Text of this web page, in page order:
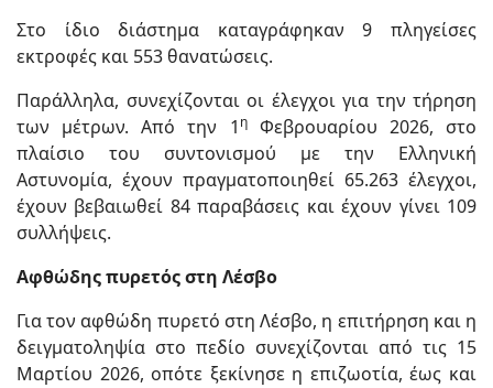
Στο ίδιο διάστημα καταγράφηκαν 9 πληγείσες
εκτροφές και 553 θανατώσεις.
Παράλληλα, συνεχίζονται οι έλεγχοι για την τήρηση
των μέτρων. Από την 1 ηΦεβρουαρίου 2026, στο
πλαίσιο του συντονισμού με την Ελληνική
Αστυνομία, έχουν πραγματοποιηθεί 65.263 έλεγχοι,
έχουν βεβαιωθεί 84 παραβάσεις και έχουν γίνει 109
συλλήψεις.
Αφθώδης πυρετός στη Λέσβο
Για τον αφθώδη πυρετό στη Λέσβο, η επιτήρηση και η
δειγματοληψία στο πεδίο συνεχίζονται από τις 15
Μαρτίου 2026, οπότε ξεκίνησε η επιζωοτία, έως και